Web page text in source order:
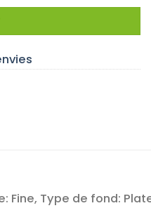
Type de fond: